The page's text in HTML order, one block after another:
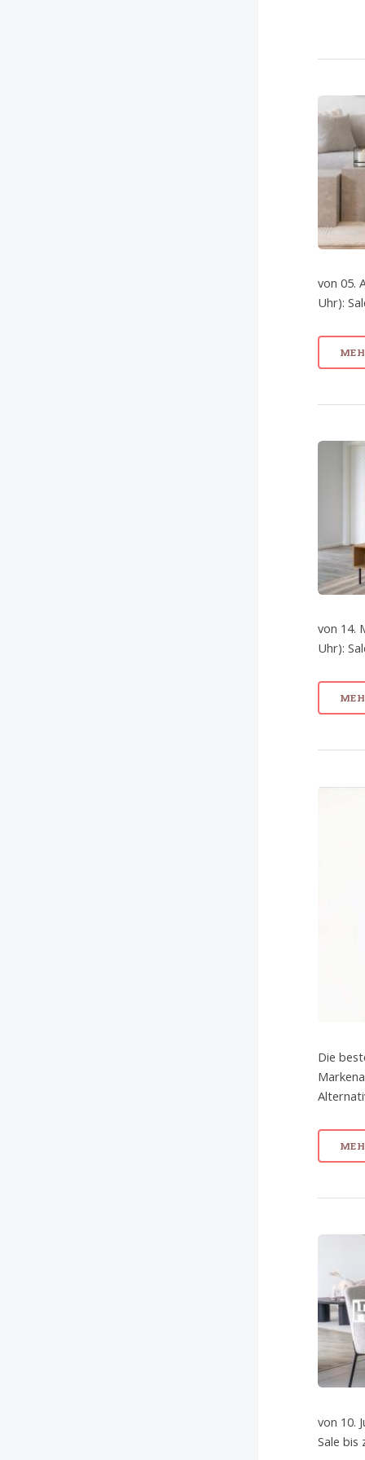
von 05.
Uhr):
von 14.
Uhr):
Die
von 10.
Sale bis